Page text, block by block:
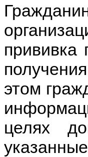
прививка
этом
целях